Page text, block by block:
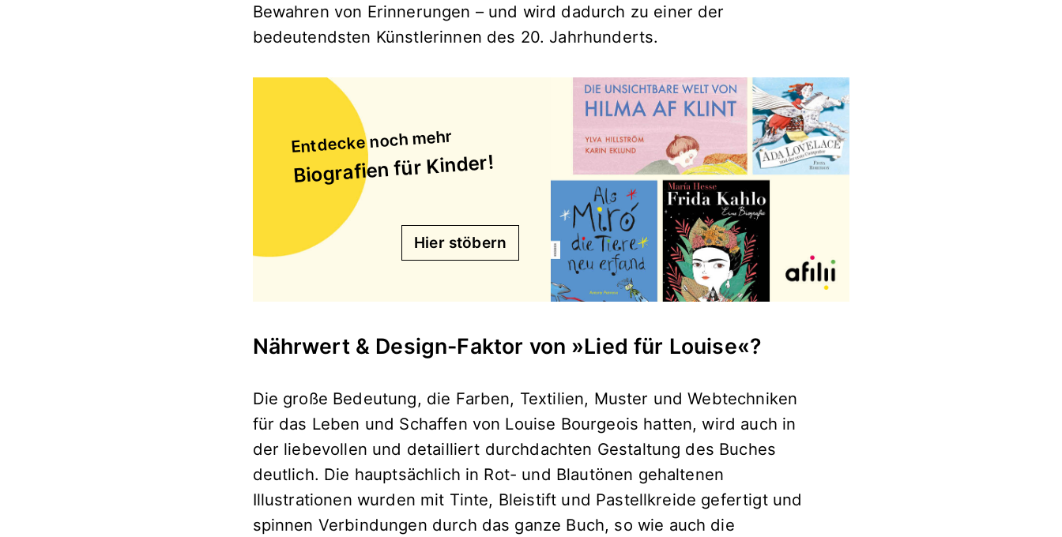
Bewahren von Erinnerungen – und wird dadurch zu einer der
bedeutendsten Künstlerinnen des 20. Jahrhunderts.
Entdecke noch mehr
Biografien für Kinder!
Hier stöbern
Nährwert & Design-Faktor von »Lied für Louise«?
Die große Bedeutung, die Farben, Textilien, Muster und Webtechniken
für das Leben und Schaffen von Louise Bourgeois hatten, wird auch in
der liebevollen und detailliert durchdachten Gestaltung des Buches
deutlich. Die hauptsächlich in Rot- und Blautönen gehaltenen
Illustrationen wurden mit Tinte, Bleistift und Pastellkreide gefertigt und
spinnen Verbindungen durch das ganze Buch, so wie auch die